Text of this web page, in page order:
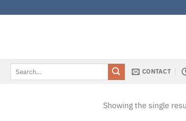
Search
for:
CONTACT
Showing the single